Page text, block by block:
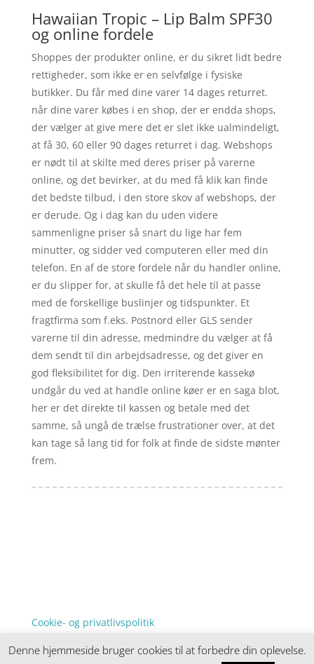
Hawaiian Tropic – Lip Balm SPF30
og online fordele
Shoppes der produkter online, er du sikret lidt bedre
rettigheder, som ikke er en selvfølge i fysiske
butikker. Du får med dine varer 14 dages returret.
når dine varer købes i en shop, der er endda shops,
der vælger at give mere det er slet ikke ualmindeligt,
at få 30, 60 eller 90 dages returret i dag. Webshops
er nødt til at skilte med deres priser på varerne
online, og det bevirker, at du med få klik kan finde
det bedste tilbud, i den store skov af webshops, der
er derude. Og i dag kan du uden videre
sammenligne priser så snart du lige har fem
minutter, og sidder ved computeren eller med din
telefon. En af de store fordele når du handler online,
er du slipper for, at skulle få det hele til at passe
med de forskellige buslinjer og tidspunkter. Et
fragtfirma som f.eks. Postnord eller GLS sender
varerne til din adresse, medmindre du vælger at få
dem sendt til din arbejdsadresse, og det giver en
god fleksibilitet for dig. Den irriterende kassekø
undgår du ved at handle online køer er en saga blot,
her er det direkte til kassen og betale med det
samme, så ungå de trælse frustrationer over, at det
kan tage så lang tid for folk at finde de sidste mønter
frem.
Cookie- og privatlivspolitik
Denne hjemmeside samler et bredt udvalg af
Denne hjemmeside bruger cookies til at forbedre din oplevelse.